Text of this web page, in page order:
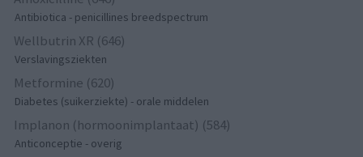
Antibiotica - penicillines breedspectrum
Wellbutrin XR (646)
Verslavingsziekten
Metformine (620)
Diabetes (suikerziekte) - orale middelen
Implanon (hormoonimplantaat) (584)
Anticonceptie - overig